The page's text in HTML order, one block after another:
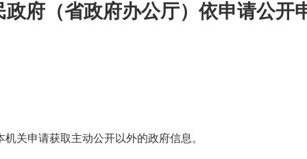
政府（省政府办公厅）依申请公开
申请获取主动公开以外的政府信息。